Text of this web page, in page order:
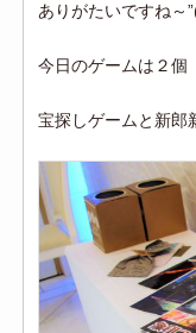
ありがたいですね～
今日のゲームは２個
宝探しゲームと新郎